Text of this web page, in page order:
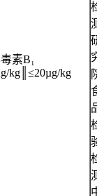
素B₁
kg║≤20µg/kg